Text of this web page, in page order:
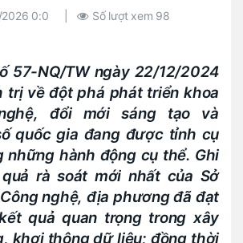
0:0 | Số lượt xem 98
57-NQ/TW ngày 22/12/2024
trị về đột phá phát triển khoa
đổi mới sáng tạo và
quốc gia đang được tỉnh cụ
những hành động cụ thể. Ghi
rà soát mới nhất của Sở
nghệ, địa phương đã đạt
quả quan trọng trong xây
khơi thông dữ liệu; đồng thời